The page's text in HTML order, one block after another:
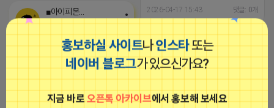
홍보하실 사이트나인스타또는
네이버 블로그가 있으신가요?
지금 바로오픈톡 아카이브에서 홍보해 보세요
2026-04-17 15:43 댓글: 0개
■아이피몬스터■
광고
부끄러운 어피치
비공개